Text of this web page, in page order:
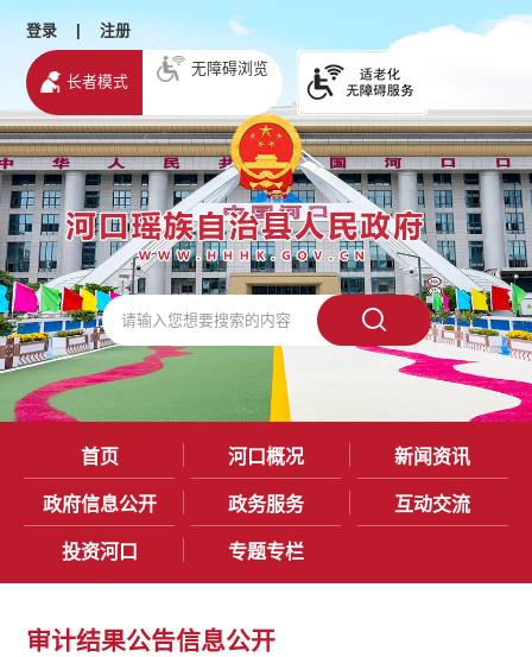
登录 | 注册
长者模式
无障碍浏览
首页 河口概况 新闻资讯
政府信息公开 政务服务 互动交流
投资河口 专题专栏
审计结果公告信息公开